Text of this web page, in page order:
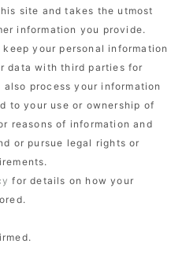
site and takes the utmost
information you provide.
your personal information
data with third parties for
also process your information
to your use or ownership of
reasons of information and
or pursue legal rights or
for details on how your